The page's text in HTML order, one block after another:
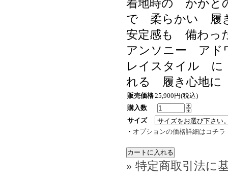
着地時の かかと
で 柔らかい 履
安定感も 備わっ
アンソニー ア
レイスタイル
れる 履き心地に
販売価格25,900円(税込)
購入数
サイズ
・ オプションの価格詳細はコチラ
» 特定商取引法に